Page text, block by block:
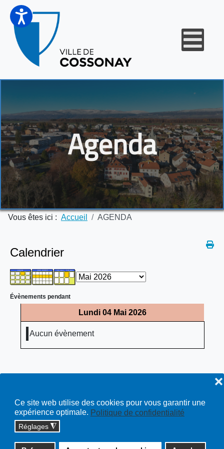
Ce site web utilise des cookies pour vous garantir une
expérience optimale. Politique de confidentialité
Réglages ◮
❌
Agenda
Vous êtes ici : Accueil AGENDA
Calendrier
Évènements pendant
Lundi 04 Mai 2026
Aucun évènement
Copyright © 2026 cossonay.ch - tous droits réservés | site :